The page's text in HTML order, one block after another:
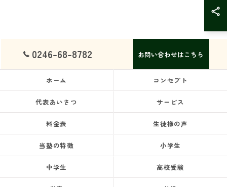
0246-68-8782 お問い合わせはこちら
ホーム コンセプト
代表あいさつ サービス
料金表 生徒様の声
当塾の特徴 小学生
中学生 高校受験